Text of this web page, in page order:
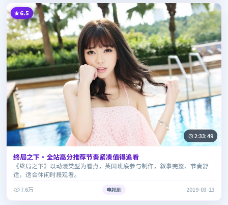
6.5
2:33:49
终局之下·全站高分推荐节奏紧凑值得追看
《终局之下》以动漫类型为看点，英国班底参与制作，叙事完整、节奏舒
适，适合休闲时段观看。
7.6万
电视剧 2019-03-23